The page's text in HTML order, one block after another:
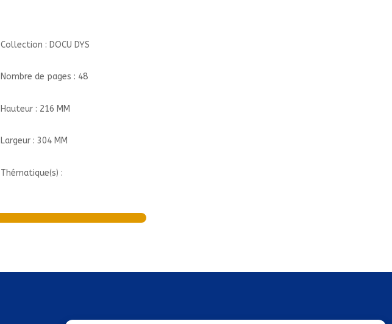
Collection : DOCU DYS
Nombre de pages : 48
Hauteur : 216 MM
Largeur : 304 MM
Thématique(s) :